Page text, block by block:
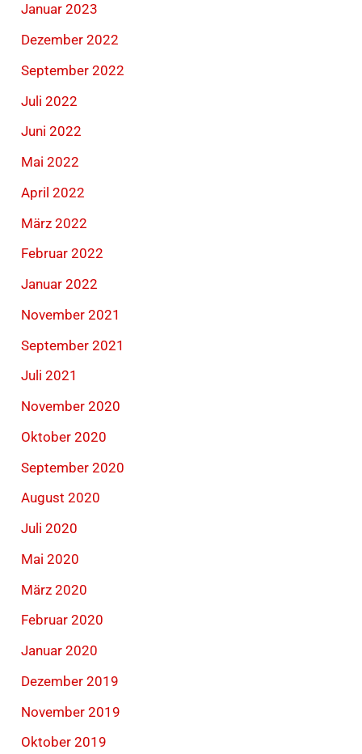
Januar 2023
Dezember 2022
September 2022
Juli 2022
Juni 2022
Mai 2022
April 2022
März 2022
Februar 2022
Januar 2022
November 2021
September 2021
Juli 2021
November 2020
Oktober 2020
September 2020
August 2020
Juli 2020
Mai 2020
März 2020
Februar 2020
Januar 2020
Dezember 2019
November 2019
Oktober 2019